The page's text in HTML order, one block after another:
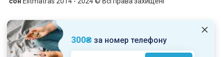
300₴за номер телефону
Приймаємо платежі